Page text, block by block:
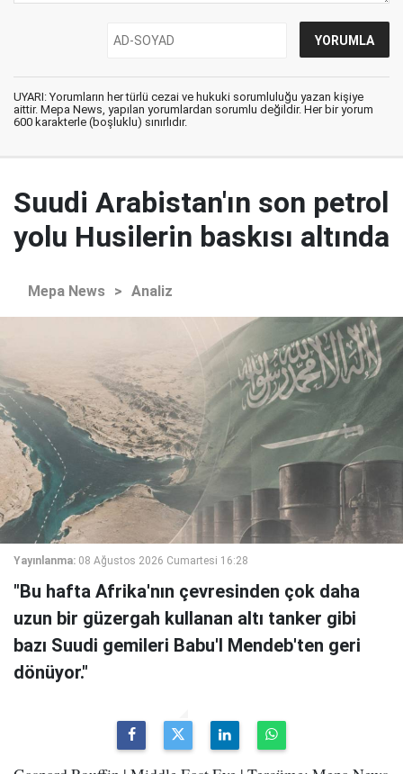
UYARI: Yorumların her türlü cezai ve hukuki sorumluluğu yazan kişiye
aittir. Mepa News, yapılan yorumlardan sorumlu değildir. Her bir yorum
600 karakterle (boşluklu) sınırlıdır.
Suudi Arabistan'ın son petrol
yolu Husilerin baskısı altında
Mepa News > Analiz
Yayınlanma: 08 Ağustos 2026 Cumartesi 16:28
"Bu hafta Afrika'nın çevresinden çok daha
uzun bir güzergah kullanan altı tanker gibi
bazı Suudi gemileri Babu'l Mendeb'ten geri
dönüyor."